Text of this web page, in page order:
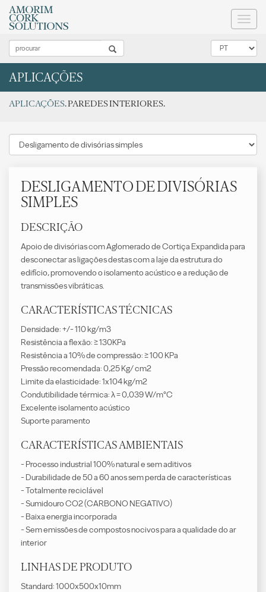
APLICAÇÕES
APLICAÇÕES. PAREDES INTERIORES.
DESLIGAMENTO DE DIVISÓRIAS
SIMPLES
DESCRIÇÃO
Apoio de divisórias com Aglomerado de Cortiça Expandida para
desconectar as ligações destas com a laje da estrutura do
edifício, promovendo o isolamento acústico e a redução de
transmissões vibráticas.
CARACTERÍSTICAS TÉCNICAS
Densidade: +/- 110 kg/m3
Resistência a flexão: ≥ 130KPa
Resistência a 10% de compressão: ≥ 100 KPa
Pressão recomendada: 0,25 Kg/ cm2
Limite da elasticidade: 1x104 kg/m2
Condutibilidade térmica: λ = 0,039 W/m°C
Excelente isolamento acústico
Suporte paramento
CARACTERÍSTICAS AMBIENTAIS
- Processo industrial 100% natural e sem aditivos
- Durabilidade de 50 a 60 anos sem perda de características
- Totalmente reciclável
- Sumidouro CO2 (CARBONO NEGATIVO)
- Baixa energia incorporada
- Sem emissões de compostos nocivos para a qualidade do ar
interior
LINHAS DE PRODUTO
Standard: 1000x500x10mm